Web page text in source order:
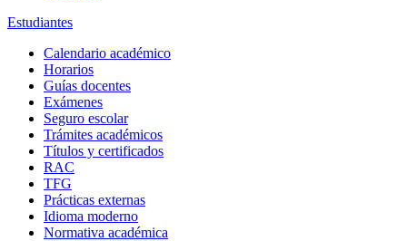
Estudiantes
Calendario académico
Horarios
Guías docentes
Exámenes
Seguro escolar
Trámites académicos
Títulos y certificados
RAC
TFG
Prácticas externas
Idioma moderno
Normativa académica